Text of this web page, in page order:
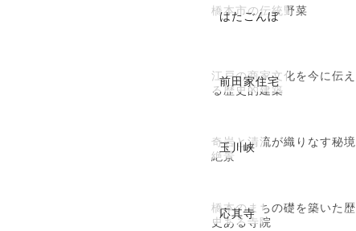
はたごんぼ
橋本市の伝統野菜
前田家住宅
江戸の商家文化を今に伝え
る歴史的建築
玉川峡
奇岩と清流が織りなす秘境
絶景
応其寺
橋本のまちの礎を築いた歴
史ある寺院